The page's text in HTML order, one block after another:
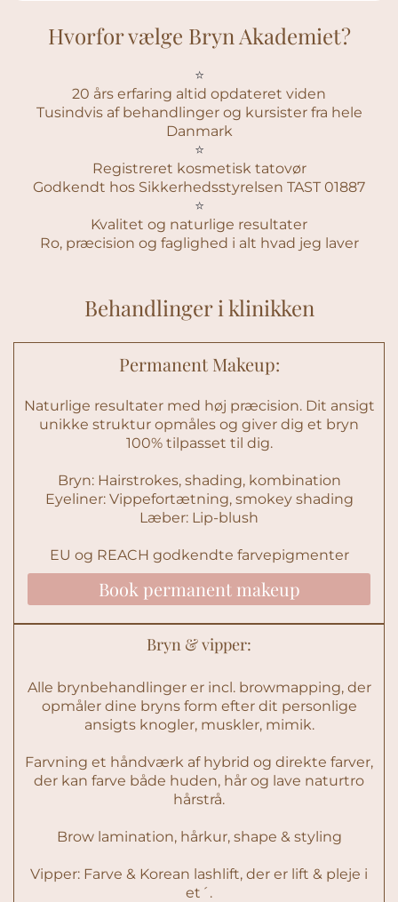
Hvorfor vælge Bryn Akademiet?
⭐️
20 års erfaring altid opdateret viden
Tusindvis af behandlinger og kursister fra hele
Danmark
⭐️
Registreret kosmetisk tatovør
Godkendt hos Sikkerhedsstyrelsen TAST 01887
⭐️
Kvalitet og naturlige resultater
Ro, præcision og faglighed i alt hvad jeg laver
Behandlinger i klinikken
Permanent Makeup:
Naturlige resultater med høj præcision. Dit ansigt
unikke struktur opmåles og giver dig et bryn
100% tilpasset til dig.
Bryn: Hairstrokes, shading, kombination
Eyeliner: Vippefortætning, smokey shading
Læber: Lip-blush
EU og REACH godkendte farvepigmenter
Book permanent makeup
Bryn & vipper:
Alle brynbehandlinger er incl. browmapping, der
opmåler dine bryns form efter dit personlige
ansigts knogler, muskler, mimik.
Farvning et håndværk af hybrid og direkte farver,
der kan farve både huden, hår og lave naturtro
hårstrå.
Brow lamination, hårkur, shape & styling
Vipper: Farve & Korean lashlift, der er lift & pleje i
et´.